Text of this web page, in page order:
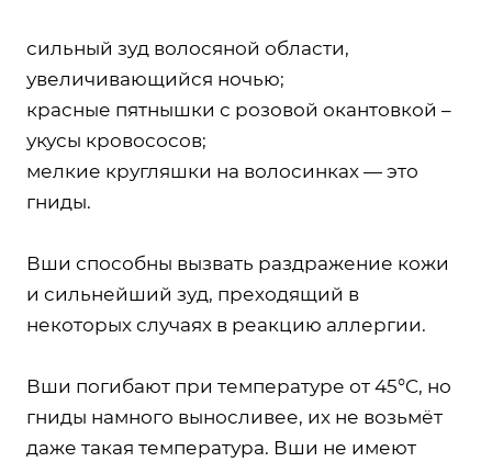
сильный зуд волосяной области,
увеличивающийся ночью;
красные пятнышки с розовой окантовкой –
укусы кровососов;
мелкие кругляшки на волосинках — это
гниды.
Вши способны вызвать раздражение кожи
и сильнейший зуд, преходящий в
некоторых случаях в реакцию аллергии.
Вши погибают при температуре от 45°C, но
гниды намного выносливее, их не возьмёт
даже такая температура. Вши не имеют